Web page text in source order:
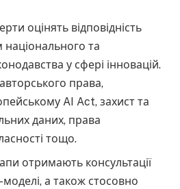
оцінять відповідність
та
у сфері інновацій.
права,
AI Act, захист та
даних, права
тощо.
отримають консультації
моделі, а також стосовно